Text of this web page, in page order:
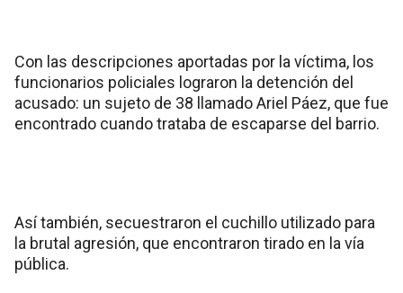
Con las descripciones aportadas por la víctima, los
funcionarios policiales lograron la detención del
acusado: un sujeto de 38 llamado Ariel Páez, que fue
encontrado cuando trataba de escaparse del barrio.
Así también, secuestraron el cuchillo utilizado para
la brutal agresión, que encontraron tirado en la vía
pública.